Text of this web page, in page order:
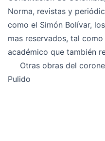
Norma, revistas y
como el Simón Bolívar,
mas reservados, tal
académico que también
Otras obras del
Pulido